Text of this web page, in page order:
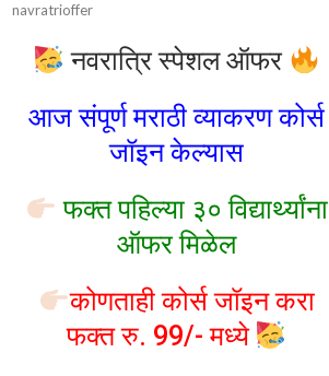
navratrioffer
नवरात्रि स्पेशल ऑफर
आज संपूर्ण मराठी व्याकरण कोर्स
जॉइन केल्यास
फक्त पहिल्या ३० विद्यार्थ्यांना
ऑफर मिळेल
कोणताही कोर्स जॉइन करा
फक्त रु. 99/- मध्ये